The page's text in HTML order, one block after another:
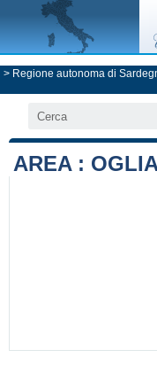
> Regione autonoma di
AREA :